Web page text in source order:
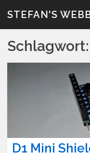
InhaltSTEFAN'S
Schlagwort:
D1 Mini